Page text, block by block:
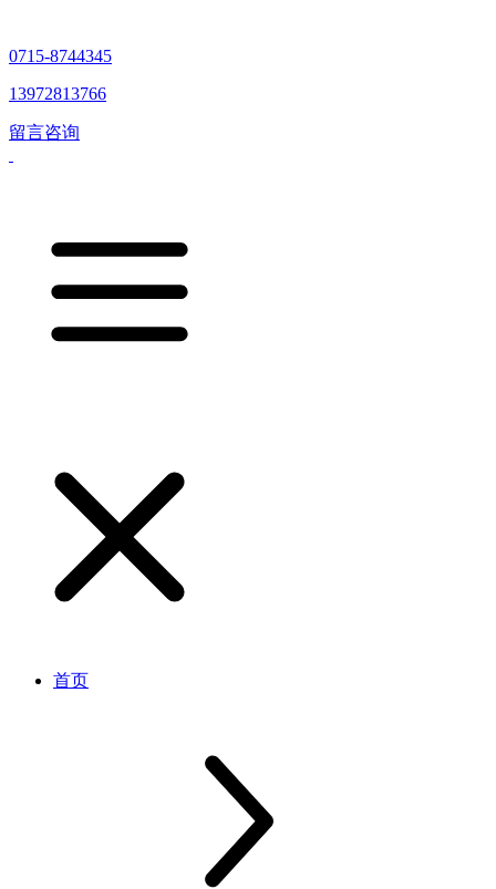
0715-8744345
13972813766
留言咨询
首页